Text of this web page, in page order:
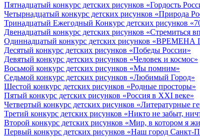
Пятнадцатый конкурс детских рисунков «Гордость
Четырнадцатый конкурс детских рисунков «Природа
Тринадцатый Ежегодный Конкурс детских рисунков
Двенадцатый конкурс детских рисунков «Стремиться
Одиннадцатый конкурс детских рисунков
Десятый конкурс детских рисунков «Победы России»
Девятый конкурс детских рисунков «Человек и космос»
Восьмой конкурс детских рисунков «Мы помним»
Седьмой конкурс детских рисунков «Любимый Город»
Шестой конкурс детских рисунков «Родные просторы»
Пятый конкурс детских рисунков «Россия в XXI веке»
Четвертый конкурс детских рисунков «Литературные
Третий конкурс детских рисунков «Никто не забыт,
Второй конкурс детских рисунков «Мир, в котором я
Первый конкурс детских рисунков «Наш город Санкт-